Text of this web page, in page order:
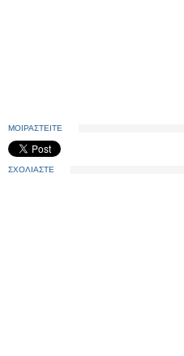
ΜΟΙΡΑΣΤΕΙΤΕ
ΣΧΟΛΙΑΣΤΕ